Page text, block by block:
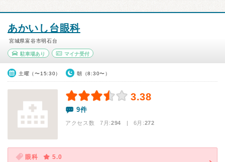
あかいし台眼科
宮城県富谷市明石台
駐車場あり マイナ受付
土曜（〜15:30） 朝（8:30〜）
3.38
9件
アクセス数 7月:294 | 6月:272
眼科
5.0